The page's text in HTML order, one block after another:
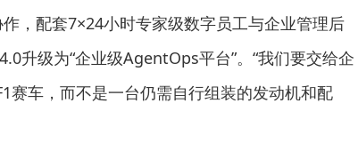
，配套7×24小时专家级数字员工与企业管理后
升级为“企业级AgentOps平台”。“我们要交给企
赛车，而不是一台仍需自行组装的发动机和配